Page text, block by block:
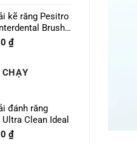
kẽ răng Pesitro
Brush
₫
đánh răng
Clean Ideal
₫